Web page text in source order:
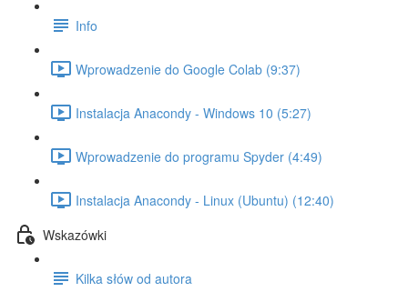
Info
Wprowadzenie do Google Colab (9:37)
Instalacja Anacondy - Windows 10 (5:27)
Wprowadzenie do programu Spyder (4:49)
Instalacja Anacondy - Linux (Ubuntu) (12:40)
Wskazówki
Kilka słów od autora